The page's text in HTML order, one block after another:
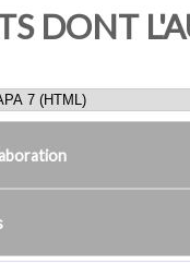
DONT